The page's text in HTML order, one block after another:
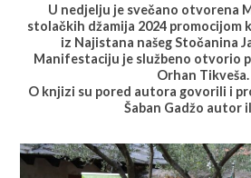
U nedjelju je svečano otvorena
stolačkih džamija 2024 promocijom
iz Najistana našeg Stočanina
Manifestaciju je službeno otvorio
Orhan Tikveša.
O knjizi su pored autora govorili i
Šaban Gadžo autor